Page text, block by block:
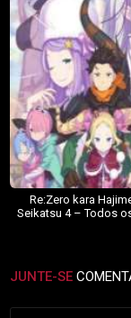
Re:Zero kara
Seikatsu 4 – Todos
JUNTE-SE